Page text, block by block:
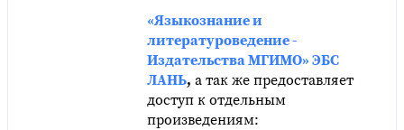
«Языкознание и
литературоведение -
Издательства МГИМО» ЭБС
ЛАНЬ, а так же предоставляет
доступ к отдельным
произведениям: